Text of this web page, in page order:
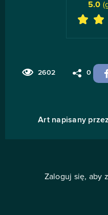
2602 0
5.0
Art napisany przez
Zaloguj się, aby